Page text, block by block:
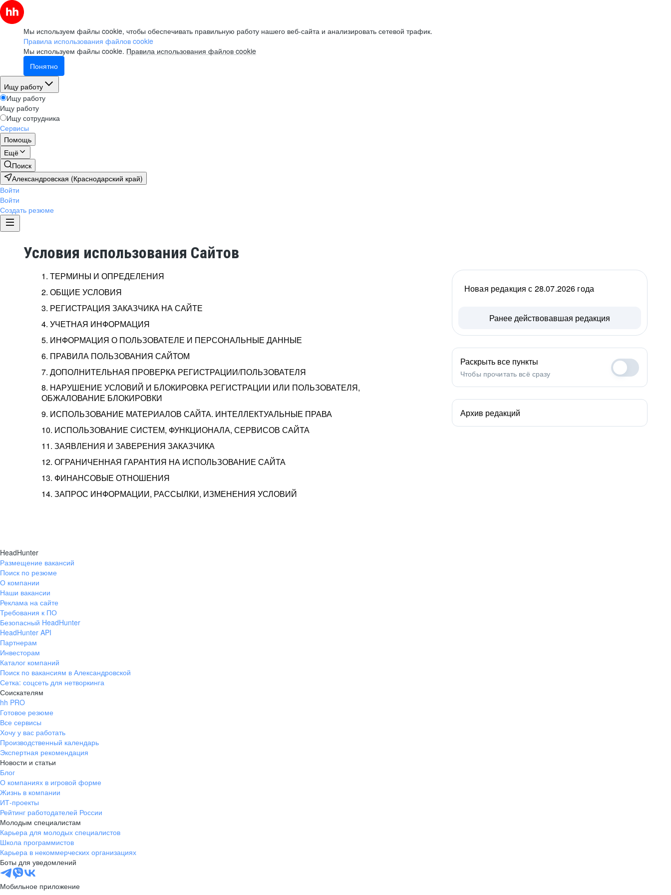
Мы используем файлы cookie, чтобы обеспечивать правильную работу нашего веб-сайта и анализировать сетевой трафик.
Правила использования файлов cookie
Мы используем файлы cookie. Правила использования файлов cookie
Понятно
Ищу работу
Ищу работу
Ищу работу
Ищу сотрудника
Сервисы
Помощь
Ещё
Поиск
Александровская (Краснодарский край)
Войти
Войти
Создать резюме
Условия использования Сайтов
1. ТЕРМИНЫ И ОПРЕДЕЛЕНИЯ
2. ОБЩИЕ УСЛОВИЯ
3. РЕГИСТРАЦИЯ ЗАКАЗЧИКА НА САЙТЕ
4. УЧЕТНАЯ ИНФОРМАЦИЯ
5. ИНФОРМАЦИЯ О ПОЛЬЗОВАТЕЛЕ И ПЕРСОНАЛЬНЫЕ ДАННЫЕ
6. ПРАВИЛА ПОЛЬЗОВАНИЯ САЙТОМ
7. ДОПОЛНИТЕЛЬНАЯ ПРОВЕРКА РЕГИСТРАЦИИ/ПОЛЬЗОВАТЕЛЯ
8. НАРУШЕНИЕ УСЛОВИЙ И БЛОКИРОВКА РЕГИСТРАЦИИ ИЛИ ПОЛЬЗОВАТЕЛЯ,
ОБЖАЛОВАНИЕ БЛОКИРОВКИ
9. ИСПОЛЬЗОВАНИЕ МАТЕРИАЛОВ САЙТА. ИНТЕЛЛЕКТУАЛЬНЫЕ ПРАВА
10. ИСПОЛЬЗОВАНИЕ СИСТЕМ, ФУНКЦИОНАЛА, СЕРВИСОВ САЙТА
11. ЗАЯВЛЕНИЯ И ЗАВЕРЕНИЯ ЗАКАЗЧИКА
12. ОГРАНИЧЕННАЯ ГАРАНТИЯ НА ИСПОЛЬЗОВАНИЕ САЙТА
13. ФИНАНСОВЫЕ ОТНОШЕНИЯ
14. ЗАПРОС ИНФОРМАЦИИ, РАССЫЛКИ, ИЗМЕНЕНИЯ УСЛОВИЙ
Новая редакция с 28.07.2026 года
Ранее действовавшая редакция
Раскрыть все пункты
Чтобы прочитать всё сразу
Архив редакций
HeadHunter
Размещение вакансий
Поиск по резюме
О компании
Наши вакансии
Реклама на сайте
Требования к ПО
Безопасный HeadHunter
HeadHunter API
Партнерам
Инвесторам
Каталог компаний
Поиск по вакансиям в Александровской
Сетка: соцсеть для нетворкинга
Соискателям
hh PRO
Готовое резюме
Все сервисы
Хочу у вас работать
Производственный календарь
Экспертная рекомендация
Новости и статьи
Блог
О компаниях в игровой форме
Жизнь в компании
ИТ-проекты
Рейтинг работодателей России
Молодым специалистам
Карьера для молодых специалистов
Школа программистов
Карьера в некоммерческих организациях
Боты для уведомлений
Мобильное приложение